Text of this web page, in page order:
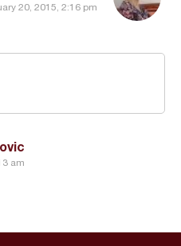
20, 2015, 2:16 pm
am